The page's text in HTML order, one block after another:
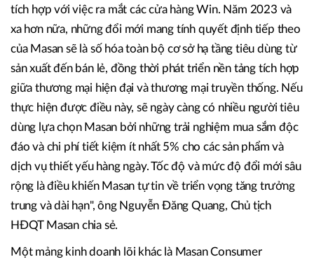
tích hợp với việc ra mắt các cửa hàng Win. Năm 2023 và
xa hơn nữa, những đổi mới mang tính quyết định tiếp theo
của Masan sẽ là số hóa toàn bộ cơ sở hạ tầng tiêu dùng từ
sản xuất đến bán lẻ, đồng thời phát triển nền tảng tích hợp
giữa thương mại hiện đại và thương mại truyền thống. Nếu
thực hiện được điều này, sẽ ngày càng có nhiều người tiêu
dùng lựa chọn Masan bởi những trải nghiệm mua sắm độc
đáo và chi phí tiết kiệm ít nhất 5% cho các sản phẩm và
dịch vụ thiết yếu hàng ngày. Tốc độ và mức độ đổi mới sâu
rộng là điều khiến Masan tự tin về triển vọng tăng trưởng
trung và dài hạn", ông Nguyễn Đăng Quang, Chủ tịch
HĐQT Masan chia sẻ.
Một mảng kinh doanh lõi khác là Masan Consumer